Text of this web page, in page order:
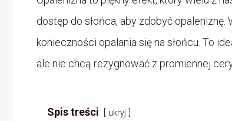
dostęp do słońca, aby zdobyć
konieczności opalania się na słońcu. To
ale nie chcą rezygnować z promiennej
Spis treści ukryj